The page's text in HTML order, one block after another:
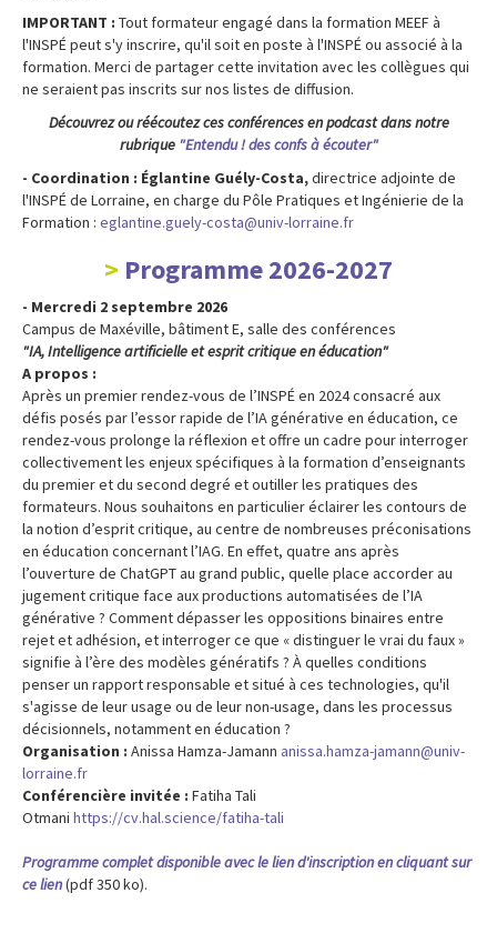
IMPORTANT : Tout formateur engagé dans la formation MEEF à
l'INSPÉ peut s'y inscrire, qu'il soit en poste à l'INSPÉ ou associé à la
formation. Merci de partager cette invitation avec les collègues qui
ne seraient pas inscrits sur nos listes de diffusion.
Découvrez ou réécoutez ces conférences en podcast dans notre
rubrique "Entendu ! des confs à écouter"
- Coordination : Églantine Guély-Costa,directrice adjointe de
l'INSPÉ de Lorraine, en charge du Pôle Pratiques et Ingénierie de la
Formation : eglantine.guely-costa@univ-lorraine.fr
Programme 2026-2027
- Mercredi 2 septembre 2026
Campus de Maxéville, bâtiment E, salle des conférences
"IA, Intelligence artificielle et esprit critique en éducation"
A propos :
Après un premier rendez-vous de l’INSPÉ en 2024 consacré aux
défis posés par l’essor rapide de l’IA générative en éducation, ce
rendez-vous prolonge la réflexion et offre un cadre pour interroger
collectivement les enjeux spécifiques à la formation d’enseignants
du premier et du second degré et outiller les pratiques des
formateurs. Nous souhaitons en particulier éclairer les contours de
la notion d’esprit critique, au centre de nombreuses préconisations
en éducation concernant l’IAG. En effet, quatre ans après
l’ouverture de ChatGPT au grand public, quelle place accorder au
jugement critique face aux productions automatisées de l’IA
générative ? Comment dépasser les oppositions binaires entre
rejet et adhésion, et interroger ce que « distinguer le vrai du faux »
signifie à l’ère des modèles génératifs ? À quelles conditions
penser un rapport responsable et situé à ces technologies, qu'il
s'agisse de leur usage ou de leur non-usage, dans les processus
décisionnels, notamment en éducation ?
Organisation : Anissa Hamza-Jamann anissa.hamza-jamann@univ-
lorraine.fr
Conférencière invitée : Fatiha Tali
Otmani https://cv.hal.science/fatiha-tali
Programme complet disponible avec le lien d'inscription en cliquant sur
ce lien(pdf 350 ko).